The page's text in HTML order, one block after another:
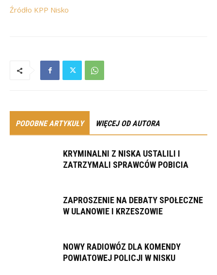
Źródło KPP Nisko
PODOBNE ARTYKUŁY WIĘCEJ OD AUTORA
KRYMINALNI Z NISKA USTALILI I
ZATRZYMALI SPRAWCÓW POBICIA
ZAPROSZENIE NA DEBATY SPOŁECZNE
W ULANOWIE I KRZESZOWIE
NOWY RADIOWÓZ DLA KOMENDY
POWIATOWEJ POLICJI W NISKU